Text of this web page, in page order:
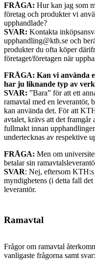
FRÅGA: Hur kan jag som
företag och produkter vi
upphandlade?
SVAR: Kontakta
upphandling@kth.se och
produkter du ofta köper
företaget/företagen när
FRÅGA: Kan vi använda
har ju liknande typ av
SVAR: ”Bara” för att ett
ramavtal med en leverantör,
kan använda det. För att
avtalet, krävs att det framgår
fullmakt innan
undertecknas av respektive
FRÅGA: Men om
betalar sin
SVAR: Nej, eftersom KTH:s
myndighetens (i detta fall
leverantör.
Ramavtal
Frågor om ramavtal
vanligaste frågorna samt svar: